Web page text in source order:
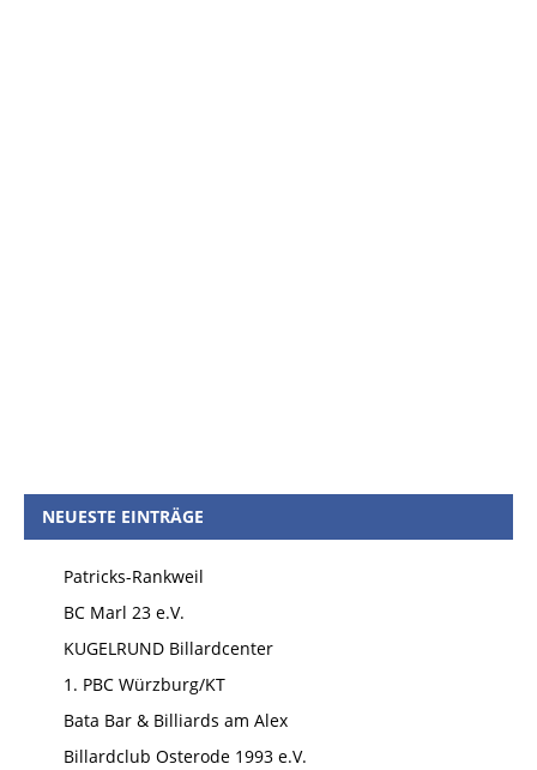
NEUESTE EINTRÄGE
Patricks-Rankweil
BC Marl 23 e.V.
KUGELRUND Billardcenter
1. PBC Würzburg/KT
Bata Bar & Billiards am Alex
Billardclub Osterode 1993 e.V.